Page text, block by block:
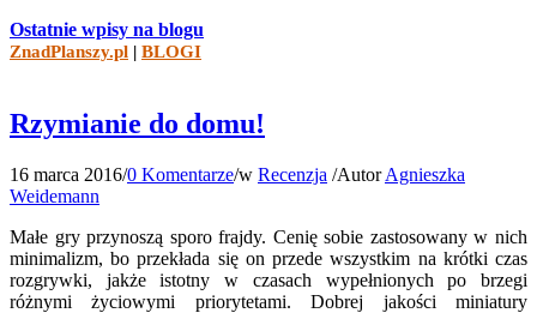
Ostatnie wpisy na blogu
ZnadPlanszy.pl | BLOGI
Rzymianie do domu!
16 marca 2016/0 Komentarze/w Recenzja /AutorAgnieszka
Weidemann
Małe gry przynoszą sporo frajdy. Cenię sobie zastosowany w nich
minimalizm, bo przekłada się on przede wszystkim na krótki czas
rozgrywki, jakże istotny w czasach wypełnionych po brzegi
różnymi życiowymi priorytetami. Dobrej jakości miniatury